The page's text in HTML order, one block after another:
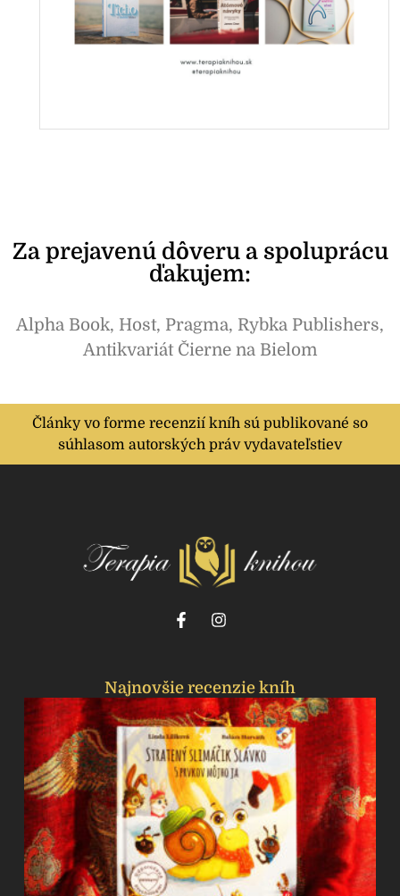
Za prejavenú dôveru a spoluprácu
ďakujem:
Alpha Book, Host, Pragma, Rybka Publishers,
Antikvariát Čierne na Bielom
Články vo forme recenzií kníh sú publikované so
súhlasom autorských práv vydavateľstiev
Najnovšie recenzie kníh